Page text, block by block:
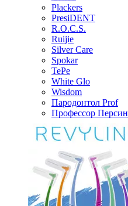
Plackers
PresiDENT
R.O.C.S.
Ruijie
Silver Care
Spokar
TePe
White Glo
Wisdom
Пародонтол Prof
Профессор Персин